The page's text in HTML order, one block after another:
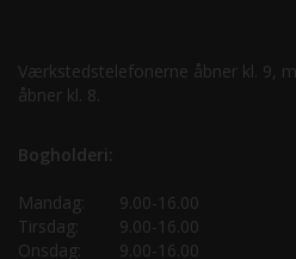
Værkstedstelefonerne åbner kl. 9,
åbner kl. 8.
Bogholderi:
Mandag:
9.00-16.00
Tirsdag:
9.00-16.00
Onsdag:
9.00-16.00